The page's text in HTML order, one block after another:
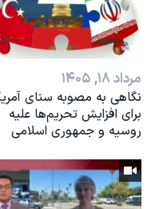
نرگس محمدی برنده
همایش محافظه‌کاران
صفحه‌های ویژه
سفر پرزیدنت ترامپ به
مرداد ۱۸, ۱۴۰۵
نگاهی به مصوبه سنای
برای افزایش تحریم‌ها علیه
روسیه و جمهوری اسلامی